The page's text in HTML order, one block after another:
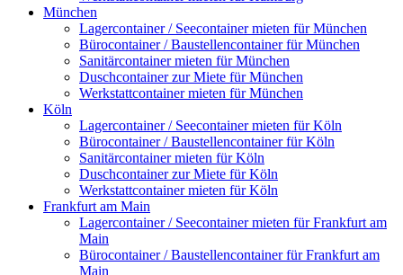
München
Lagercontainer / Seecontainer mieten für München
Bürocontainer / Baustellencontainer für München
Sanitärcontainer mieten für München
Duschcontainer zur Miete für München
Werkstattcontainer mieten für München
Köln
Lagercontainer / Seecontainer mieten für Köln
Bürocontainer / Baustellencontainer für Köln
Sanitärcontainer mieten für Köln
Duschcontainer zur Miete für Köln
Werkstattcontainer mieten für Köln
Frankfurt am Main
Lagercontainer / Seecontainer mieten für Frankfurt am
Main
Bürocontainer / Baustellencontainer für Frankfurt am
Main